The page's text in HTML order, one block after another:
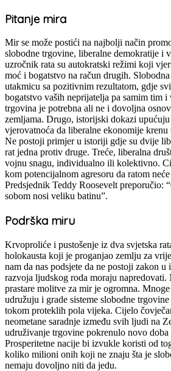
Pitanje mira
Mir se može postići na najbolji način
slobodne trgovine, liberalne demokratije i
uzročnik rata su autokratski režimi koji
moć i bogatstvo na račun drugih.
utakmicu sa pozitivnim rezultatom, gdje
bogatstvo vaših neprijatelja pa samim tim i
trgovina je potrebna ali ne i dovoljna
zemljama. Drugo, istorijski dokazi upućuju
vjerovatnoća da liberalne ekonomije
Ne postoji primjer u istoriji gdje su dvije
rat jedna protiv druge. Treće, liberalna
vojnu snagu, individualno ili kolektivno.
kom potencijalnom agresoru da ratom
Predsjednik Teddy Roosevelt preporučio:
sobom nosi veliku batinu”.
Podrška miru
Krvoproliće i pustošenje iz dva svjetska
holokausta koji je proganjao zemlju za
nam da nas podsjete da ne postoji zakon
razvoja ljudskog roda moraju napredovati.
prastare molitve za mir je ogromna.
udružuju i grade sisteme slobodne
tokom proteklih pola vijeka. Cijelo
neometane saradnje između svih ljudi na
udruživanje trgovine pokrenulo novo doba
Prosperitetne nacije bi izvukle koristi od
koliko milioni onih koji ne znaju šta je
nemaju dovoljno niti da jedu.